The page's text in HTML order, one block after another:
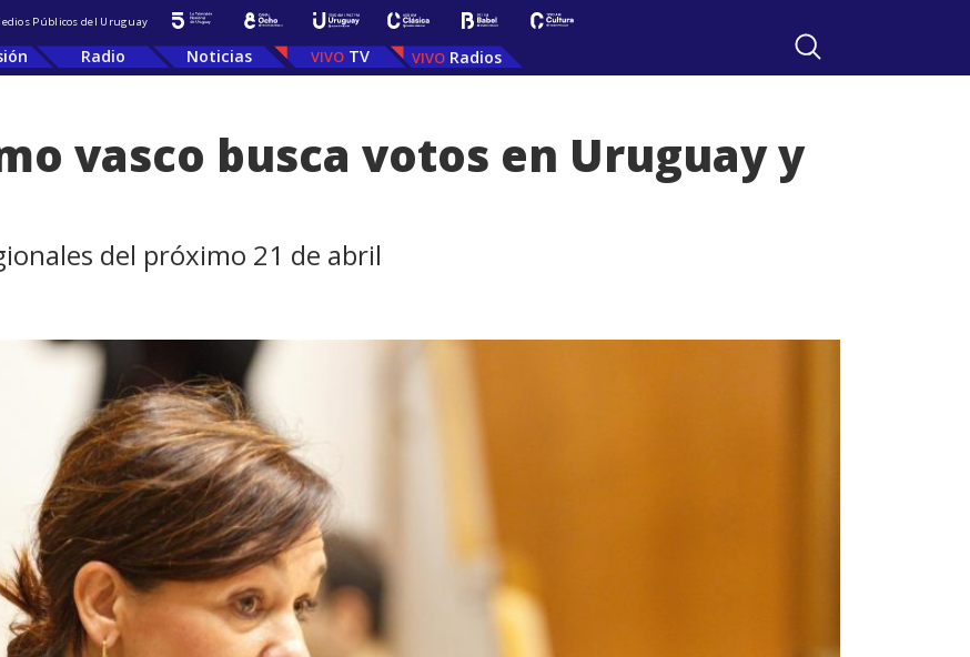
Públicos del Uruguay
Radio Noticias TV Radios
vasco busca votos en Uruguay y
del próximo 21 de abril